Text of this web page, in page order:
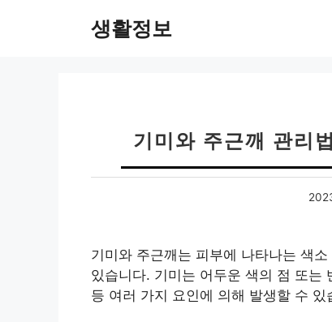
생활정보
기미와 주근깨 관리
기미와 주근깨는 피부에 나타나는 색
있습니다. 기미는 어두운 색의 점 또는
등 여러 가지 요인에 의해 발생할 수 있